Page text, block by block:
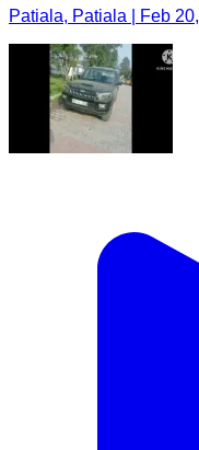
Patiala, Patiala | Feb